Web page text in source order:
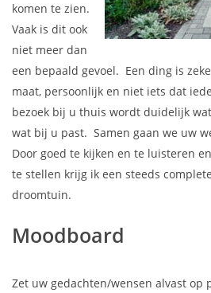
komen te zien.
Vaak is dit ook
niet meer dan
een bepaald gevoel. Een ding is
maat, persoonlijk en niet iets dat
bezoek bij u thuis wordt duidelijk
wat bij u past. Samen gaan we uw
Door goed te kijken en te luisteren
te stellen krijg ik een steeds
droomtuin.
Moodboard
Zet uw gedachten/wensen alvast op